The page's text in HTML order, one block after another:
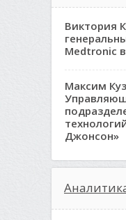
Виктория
Medtronic
Максим
Джонсон»